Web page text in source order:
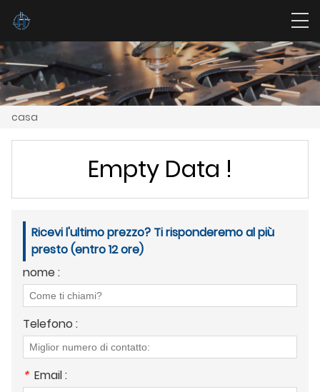
casa
Empty Data !
Ricevi l'ultimo prezzo? Ti risponderemo al più
presto (entro 12 ore)
nome :
Telefono :
* Email :